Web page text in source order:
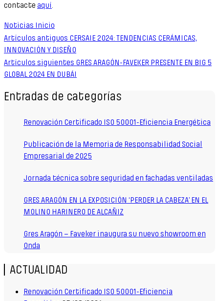
contacte aquí
Noticias Inicio
Artículos antiguos CERSAIE 2024: TENDENCIAS CERÁMICAS,
INNOVACIÓN Y DISEÑO
Artículos siguientes GRES ARAGÓN-FAVEKER PRESENTE EN BIG 5
GLOBAL 2024 EN DUBÁI
Entradas de categorías
Renovación Certificado ISO 50001-Eficiencia Energética
Publicación de la Memoria de Responsabilidad Social
Empresarial de 2025
Jornada técnica sobre seguridad en fachadas ventiladas
GRES ARAGÓN EN LA EXPOSICIÓN ‘PERDER LA CABEZA’ EN EL
MOLINO HARINERO DE ALCAÑIZ
Gres Aragón – Faveker inaugura su nuevo showroom en
Onda
ACTUALIDAD
Renovación Certificado ISO 50001-Eficiencia